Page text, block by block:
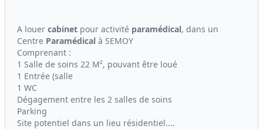
A louer cabinet pour activité paramédical, dans un
Centre Paramédical à SEMOY
Comprenant :
1 Salle de soins 22 M², pouvant être loué
1 Entrée (salle
1 WC
Dégagement entre les 2 salles de soins
Parking
Site potentiel dans un lieu résidentiel....